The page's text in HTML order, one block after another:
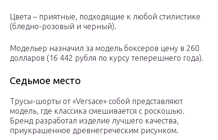
Цвета – приятные, подходящие к любой стилистике
(бледно-розовый и черный).
Модельер назначил за модель боксеров цену в 260
долларов (16 442 рубля по курсу теперешнего года).
Седьмое место
Трусы-шорты от «Versace» собой представляют
модель, где классика смешивается с роскошью.
Бренд разработал изделие лучшего качества,
приукрашенное древнегреческим рисунком.